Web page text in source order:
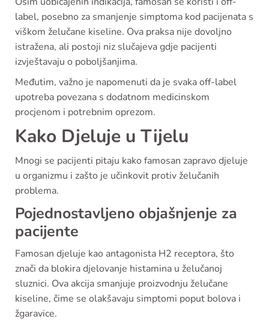
label, posebno za smanjenje simptoma kod pacijenata s
viškom želučane kiseline. Ova praksa nije dovoljno
istražena, ali postoji niz slučajeva gdje pacijenti
izvještavaju o poboljšanjima.
Međutim, važno je napomenuti da je svaka off-label
upotreba povezana s dodatnom medicinskom
procjenom i potrebnim oprezom.
Kako Djeluje u Tijelu
Mnogi se pacijenti pitaju kako famosan zapravo djeluje
u organizmu i zašto je učinkovit protiv želučanih
problema.
Pojednostavljeno objašnjenje za
pacijente
Famosan djeluje kao antagonista H2 receptora, što
znači da blokira djelovanje histamina u želučanoj
sluznici. Ova akcija smanjuje proizvodnju želučane
kiseline, čime se olakšavaju simptomi poput bolova i
žgaravice.